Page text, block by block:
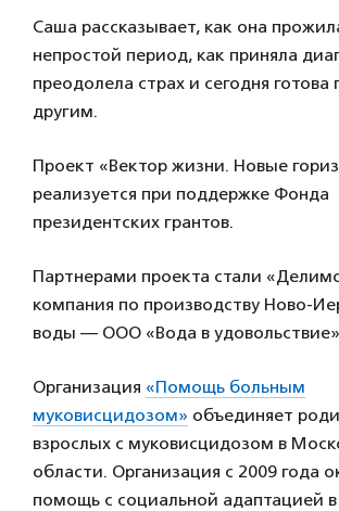
Саша рассказывает, как она
непростой период, как приняла
преодолела страх и сегодня готова
другим.
Проект «Вектор жизни. Новые
реализуется при поддержке Фонда
президентских грантов.
Партнерами проекта стали
компания по производству Ново-
воды — ООО «Вода в
Организация «Помощь больным
муковисцидозом» объединяет
взрослых с муковисцидозом в
области. Организация с 2009 года
помощь с социальной адаптацией